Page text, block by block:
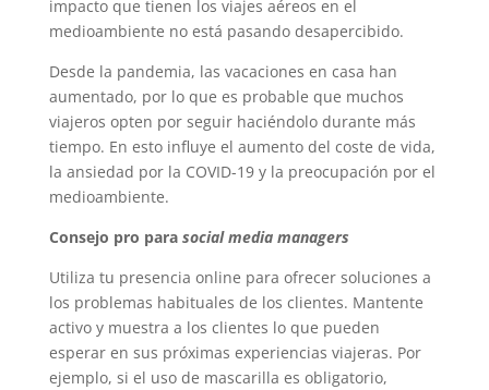
impacto que tienen los viajes aéreos en el
medioambiente no está pasando desapercibido.
Desde la pandemia, las vacaciones en casa han
aumentado, por lo que es probable que muchos
viajeros opten por seguir haciéndolo durante más
tiempo. En esto influye el aumento del coste de vida,
la ansiedad por la COVID-19 y la preocupación por el
medioambiente.
Consejo pro para social media managers
Utiliza tu presencia online para ofrecer soluciones a
los problemas habituales de los clientes. Mantente
activo y muestra a los clientes lo que pueden
esperar en sus próximas experiencias viajeras. Por
ejemplo, si el uso de mascarilla es obligatorio,